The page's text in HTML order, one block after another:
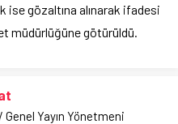
ise gözaltına alınarak ifadesi
müdürlüğüne götürüldü.
Genel Yayın Yönetmeni